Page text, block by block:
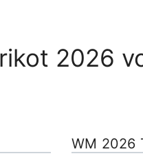
2026
WM 2026